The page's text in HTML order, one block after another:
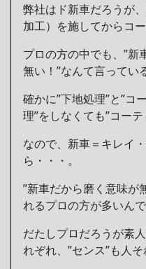
弊社はド新車だろうが
加工）を施してからコ
プロの方の中でも、”新
無い！”なんて言ってい
確かに”下地処理”と”コ
理”をしなくても”コーテ
なので、新車＝キレイ
ら・・・。
”新車だから磨く意味
れるプロの方が多いんで
だたしプロだろうが素
れぞれ、”センス”も人そ